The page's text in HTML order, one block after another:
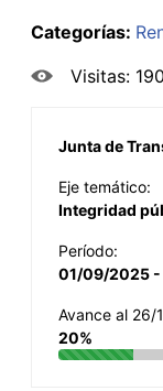
Categorías:
Visitas:
Junta de
Eje temático:
Integridad
Período:
01/09/2025
Avance al 26/
20%